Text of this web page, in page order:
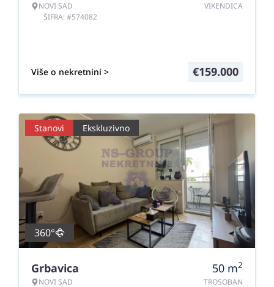
NOVI SAD
ŠIFRA: #574082
VIKENDICA
Više o nekretnini > €159.000
Stanovi Ekskluzivno
360°
Grbavica
NOVI SAD
50 m2
TROSOBAN